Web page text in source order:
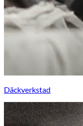
Däckverkstad